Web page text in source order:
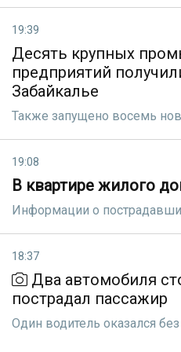
19:39
Десять крупных
предприятий
Забайкалье
Также запущено восемь
19:08
В квартире жилого
Информации о
18:37
Два автомобиля
пострадал пассажир
Один водитель оказался